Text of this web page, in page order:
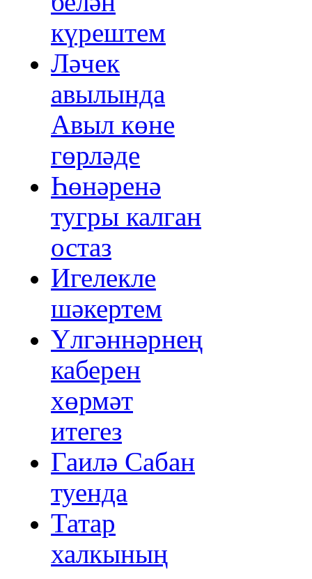
күрештем
Ләчек
авылында
Авыл көне
гөрләде
Һөнәренә
тугры калган
остаз
Игелекле
шәкертем
Үлгәннәрнең
каберен
хөрмәт
итегез
Гаилә Сабан
туенда
Татар
халкының